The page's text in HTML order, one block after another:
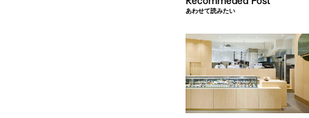
あわせて読みたい